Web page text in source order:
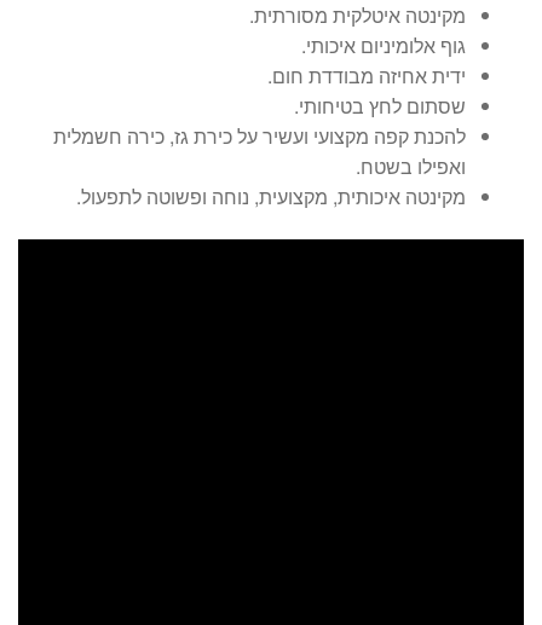
מקינטה איטלקית מסורתית.
גוף אלומיניום איכותי.
ידית אחיזה מבודדת חום.
שסתום לחץ בטיחותי.
להכנת קפה מקצועי ועשיר על כירת גז, כירה חשמלית
ואפילו בשטח.
מקינטה איכותית, מקצועית, נוחה ופשוטה לתפעול.